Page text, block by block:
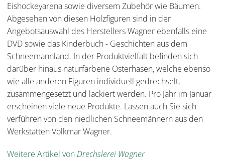
Eishockeyarena sowie diversem Zubehör wie Bäumen.
Abgesehen von diesen Holzfiguren sind in der
Angebotsauswahl des Herstellers Wagner ebenfalls eine
DVD sowie das Kinderbuch - Geschichten aus dem
Schneemannland. In der Produktvielfalt befinden sich
darüber hinaus naturfarbene Osterhasen, welche ebenso
wie alle anderen Figuren individuell gedrechselt,
zusammengesetzt und lackiert werden. Pro Jahr im Januar
erscheinen viele neue Produkte. Lassen auch Sie sich
verführen von den niedlichen Schneemännern aus den
Werkstätten Volkmar Wagner.
Weitere Artikel vonDrechslerei Wagner